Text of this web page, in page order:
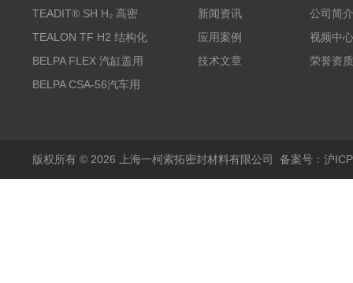
TEADIT® SH H₂ 高密
度纯PTFE垫片
TEALON TF H2 结构化
PTFE垫片
BELPA FLEX 汽缸盖用
无石棉金属增强密封垫
BELPA CSA-56汽车用
新闻资讯
应用案例
技术文章
公司简介
视频中心
荣誉资质
版权所有 © 2026 上海一柯索拓密封材料有限公司 备案号：沪